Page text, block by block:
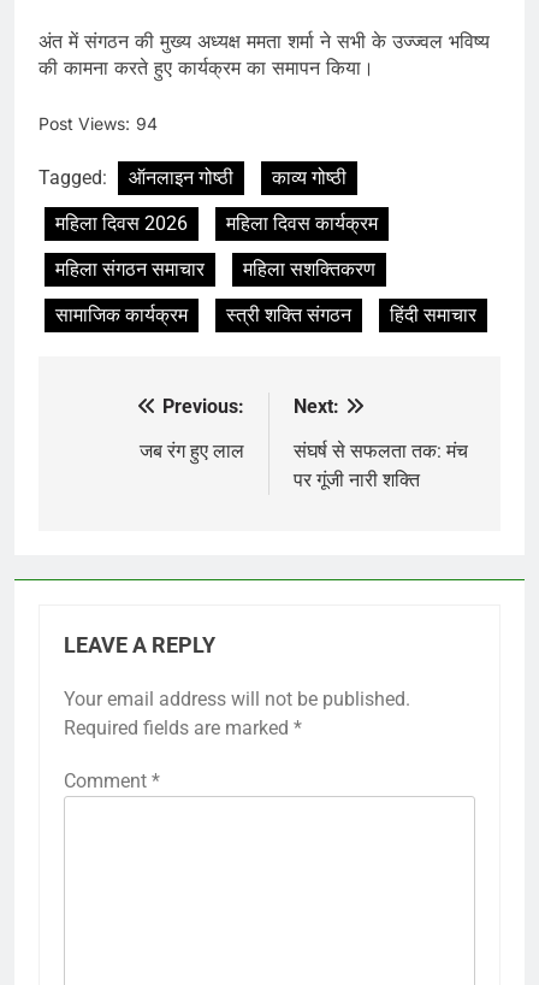
अंत में संगठन की मुख्य अध्यक्ष ममता शर्मा ने सभी के उज्ज्वल भविष्य
की कामना करते हुए कार्यक्रम का समापन किया।
Post Views: 94
Tagged: ऑनलाइन गोष्ठी
काव्य गोष्ठी
महिला दिवस 2026
महिला दिवस कार्यक्रम
महिला संगठन समाचार
महिला सशक्तिकरण
सामाजिक कार्यक्रम
स्त्री शक्ति संगठन हिंदी समाचार
navigation
Previous:
जब रंग हुए लाल
Next:
संघर्ष से सफलता तक: मंच
पर गूंजी नारी शक्ति
LEAVE A REPLY
Your email address will not be published.
Required fields are marked *
Comment *